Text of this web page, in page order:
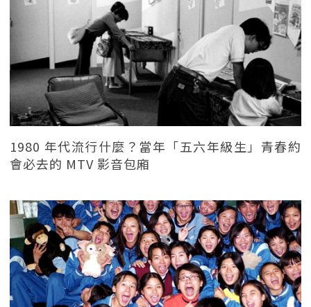
1980 年代流行什麼？當年「五六年級生」青春約
會必去的 MTV 影音包廂